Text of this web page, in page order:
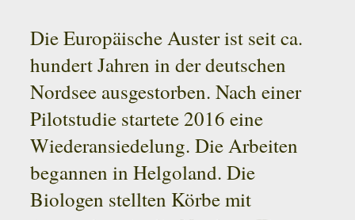
Die Europäische Auster ist seit ca.
hundert Jahren in der deutschen
Nordsee ausgestorben. Nach einer
Pilotstudie startete 2016 eine
Wiederansiedelung. Die Arbeiten
begannen in Helgoland. Die
Biologen stellten Körbe mit